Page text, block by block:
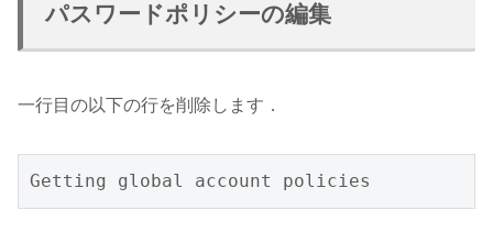
パスワードポリシーの編集
一行目の以下の行を削除します．
Getting global account policies